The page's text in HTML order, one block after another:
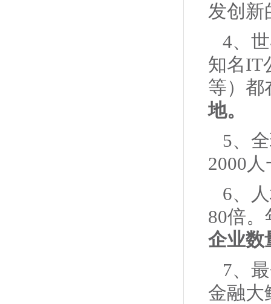
发创新
4、
知名IT
等）都
地。
5、
2000
6、
80倍
企业数
7、
金融大